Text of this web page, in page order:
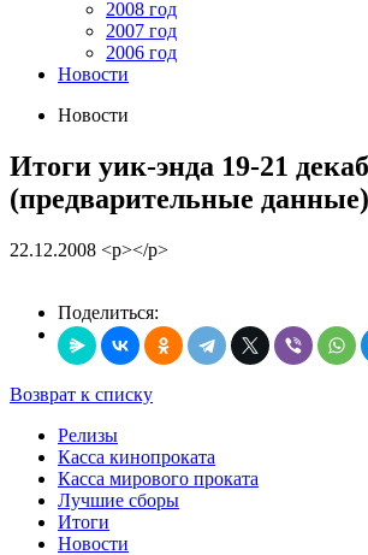
2008 год
2007 год
2006 год
Новости
Новости
Итоги уик-энда 19-21
(предварительные данные)
22.12.2008 <p></p>
Поделиться:
Возврат к списку
Релизы
Касса кинопроката
Касса мирового проката
Лучшие сборы
Итоги
Новости